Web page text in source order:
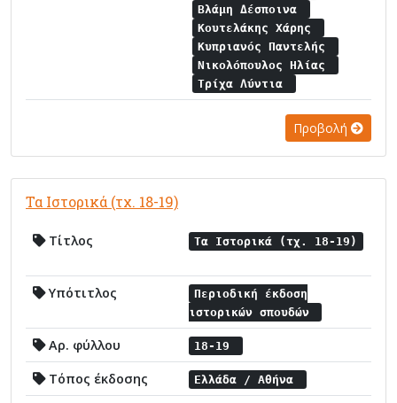
Βλάμη Δέσποινα
Κουτελάκης Χάρης
Κυπριανός Παντελής
Νικολόπουλος Ηλίας
Τρίχα Λύντια
Προβολή
Τα Ιστορικά (τχ. 18-19)
Τίτλος Τα Ιστορικά (τχ. 18-19)
Υπότιτλος
Περιοδική έκδοση
ιστορικών σπουδών
Αρ. φύλλου 18-19
Τόπος έκδοσης Ελλάδα / Αθήνα